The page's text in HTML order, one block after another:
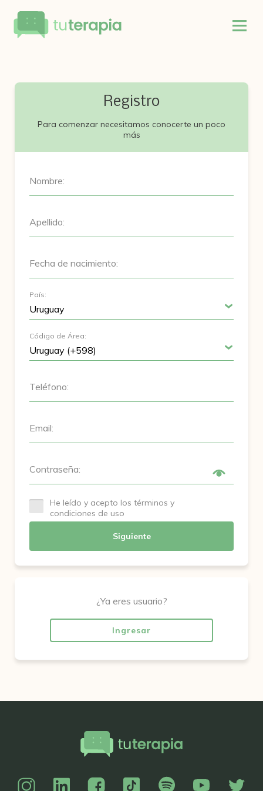
Registro
Para comenzar necesitamos conocerte un poco
más
Nombre:
Apellido:
Fecha de nacimiento:
País:
Código de Área:
Teléfono:
Email:
Contraseña:
He leído y acepto los términos y
condiciones de uso
Siguiente
¿Ya eres usuario?
Ingresar